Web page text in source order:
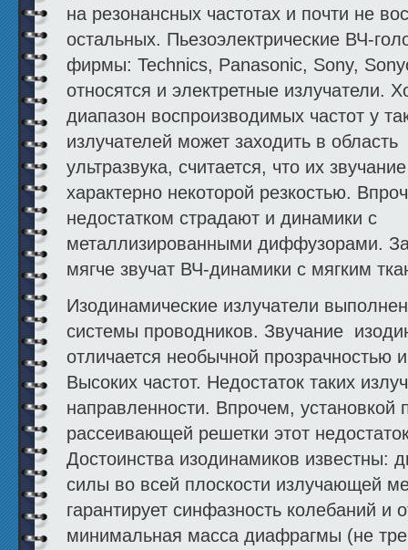
на резонансных частотах и почти не
остальных. Пьезоэлектрические ВЧ-
фирмы: Technics, Panasonic, Sony,
относятся и электретные излучатели.
диапа­зон воспроизводимых частот у
излучателей может заходить в область
ультразвука, считается, что их звучание
характерно некоторой резкостью.
недо­статком страдают и динамики с
металлизированными диффузорами.
мягче звучат ВЧ-динамики с мяг­ким
Изодинамические излучатели
системы проводников. Звучание
отличается необычной прозрачностью
Высоких частот. Недостаток таких
направленности. Впрочем, установкой
рассеивающей решетки этот
Достоинства изодинамиков известны:
силы во всей плоскости излучающей
гарантирует синфазность колебаний и
минимальная масса диафрагмы (не